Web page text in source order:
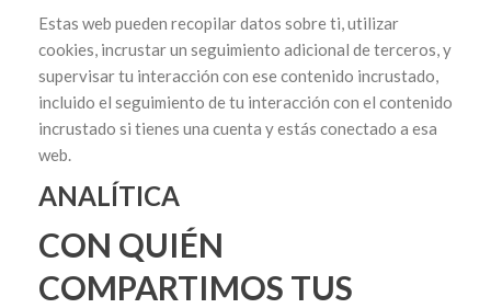
Estas web pueden recopilar datos sobre ti, utilizar
cookies, incrustar un seguimiento adicional de terceros, y
supervisar tu interacción con ese contenido incrustado,
incluido el seguimiento de tu interacción con el contenido
incrustado si tienes una cuenta y estás conectado a esa
web.
ANALÍTICA
CON QUIÉN
COMPARTIMOS TUS